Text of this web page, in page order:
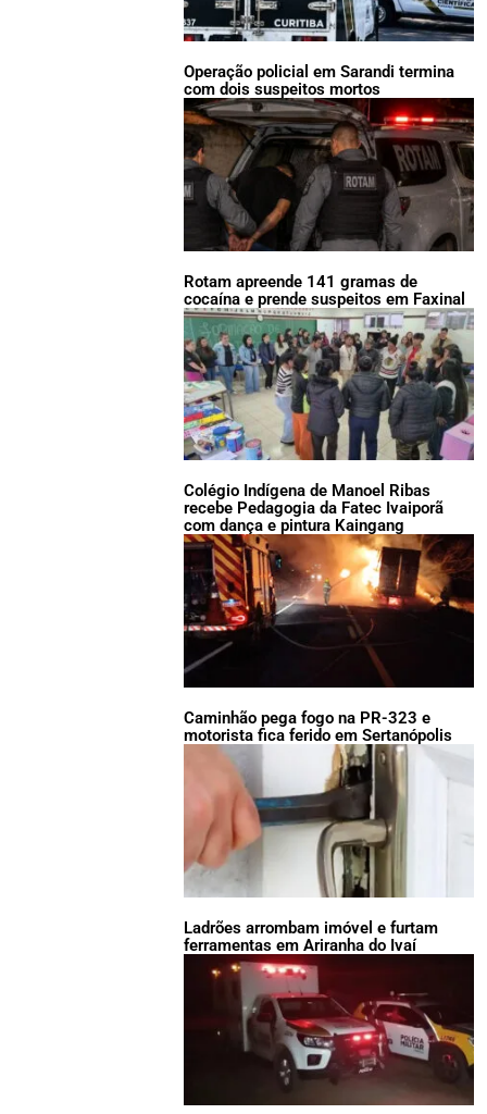
Operação policial em Sarandi termina
com dois suspeitos mortos
Rotam apreende 141 gramas de
cocaína e prende suspeitos em Faxinal
Colégio Indígena de Manoel Ribas
recebe Pedagogia da Fatec Ivaiporã
com dança e pintura Kaingang
Caminhão pega fogo na PR-323 e
motorista fica ferido em Sertanópolis
Ladrões arrombam imóvel e furtam
ferramentas em Ariranha do Ivaí